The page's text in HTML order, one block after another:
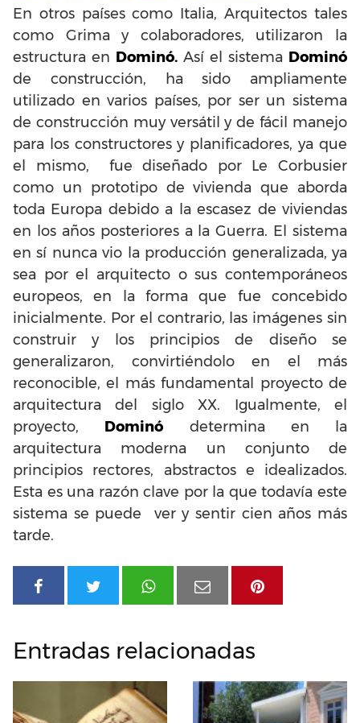
En otros países como Italia, Arquitectos tales
como Grima y colaboradores, utilizaron la
estructura en Dominó. Así el sistema Dominó
de construcción, ha sido ampliamente
utilizado en varios países, por ser un sistema
de construcción muy versátil y de fácil manejo
para los constructores y planificadores, ya que
el mismo, fue diseñado por Le Corbusier
como un prototipo de vivienda que aborda
toda Europa debido a la escasez de viviendas
en los años posteriores a la Guerra. El sistema
en sí nunca vio la producción generalizada, ya
sea por el arquitecto o sus contemporáneos
europeos, en la forma que fue concebido
inicialmente. Por el contrario, las imágenes sin
construir y los principios de diseño se
generalizaron, convirtiéndolo en el más
reconocible, el más fundamental proyecto de
arquitectura del siglo XX. Igualmente, el
proyecto, Dominó determina en la
arquitectura moderna un conjunto de
principios rectores, abstractos e idealizados.
Esta es una razón clave por la que todavía este
sistema se puede ver y sentir cien años más
tarde.
Entradas relacionadas